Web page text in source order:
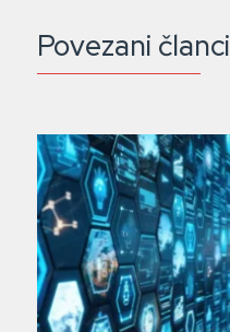
Povezani članci